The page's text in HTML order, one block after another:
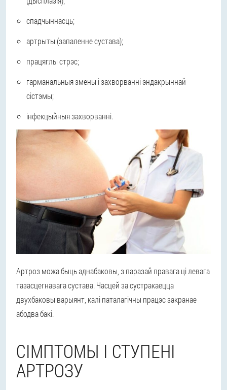
спадчыннасць;
артрыты (запаленне сустава);
працяглы стрэс;
гарманальныя змены і захворванні эндакрыннай
сістэмы;
інфекцыйныя захворванні.
Артроз можа быць аднабаковы, з паразай правага ці левага
тазасцегнавага сустава. Часцей за сустракаецца
двухбаковы варыянт, калі паталагічны працэс закранае
абодва бакі.
СІМПТОМЫ І СТУПЕНІ
АРТРОЗУ